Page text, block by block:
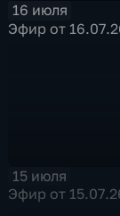
16 июля
Эфир от
15 июля
Эфир от